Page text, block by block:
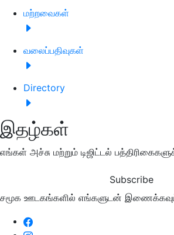
மற்றவைகள்
வலைப்பதிவுகள்
Directory
இதழ்கள்
எங்கள் அச்சு மற்றும் டிஜிட்டல்
Subscribe
சமூக ஊடகங்களில் எங்களுடன்